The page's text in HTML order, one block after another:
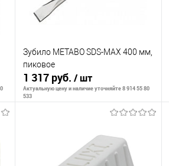
Зубило METABO SDS-MAX 400 мм,
пиковое
1 317 руб. / шт
Актуальную цену и наличие уточняйте 8 914 55 80
533
В корзину